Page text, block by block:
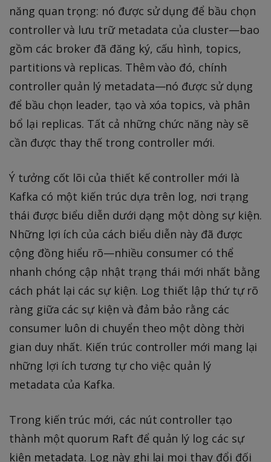
năng quan trọng: nó được sử dụng để bầu chọn
controller và lưu trữ metadata của cluster—bao
gồm các broker đã đăng ký, cấu hình, topics,
partitions và replicas. Thêm vào đó, chính
controller quản lý metadata—nó được sử dụng
để bầu chọn leader, tạo và xóa topics, và phân
bổ lại replicas. Tất cả những chức năng này sẽ
cần được thay thế trong controller mới.
Ý tưởng cốt lõi của thiết kế controller mới là
Kafka có một kiến trúc dựa trên log, nơi trạng
thái được biểu diễn dưới dạng một dòng sự kiện.
Những lợi ích của cách biểu diễn này đã được
cộng đồng hiểu rõ—nhiều consumer có thể
nhanh chóng cập nhật trạng thái mới nhất bằng
cách phát lại các sự kiện. Log thiết lập thứ tự rõ
ràng giữa các sự kiện và đảm bảo rằng các
consumer luôn di chuyển theo một dòng thời
gian duy nhất. Kiến trúc controller mới mang lại
những lợi ích tương tự cho việc quản lý
metadata của Kafka.
Trong kiến trúc mới, các nút controller tạo
thành một quorum Raft để quản lý log các sự
kiện metadata. Log này ghi lại mọi thay đổi đối